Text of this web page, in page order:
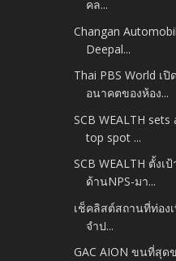
คล...
Changan
Deepal...
Thai PBS World เ
อนาคตของห้อง...
SCB WEALTH
top spot ...
SCB WEALTH ตั้ง
ด้านNPS-มา...
เช็คลิสต์สถานที่ท่อง
จำป...
GAC AION ขนที่สุด